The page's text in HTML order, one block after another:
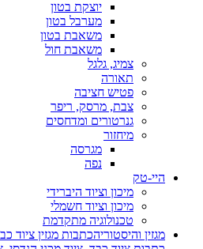
יוצקת בטון
מערבל בטון
משאבת בטון
משאבת חול
צמיג, גלגל
תאורה
פטיש חציבה
צבת, מרסק, ריפר
גנרטורים ומדחסים
מיחזור
מגרסה
נפה
היי-טק
מיכון וציוד היברידי
מיכון וציוד חשמלי
טכנולוגיה מתקדמת
מגזין והיסטוריהכתבות מגזין ציוד